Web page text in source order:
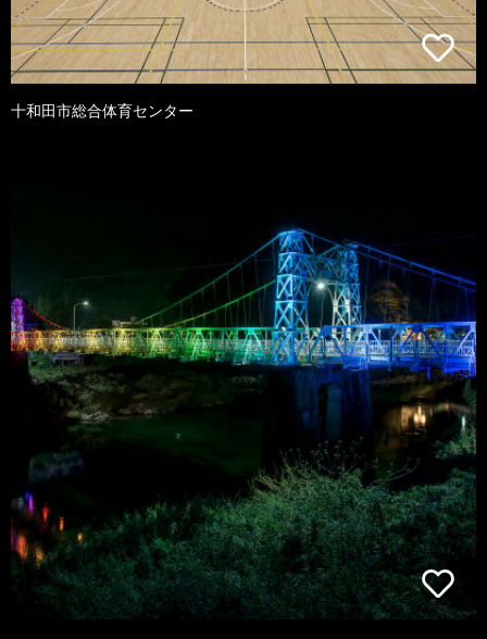
十和田市総合体育センター